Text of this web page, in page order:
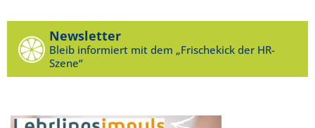
Newsletter
Bleib informiert mit dem „Frischekick der HR-
Szene“